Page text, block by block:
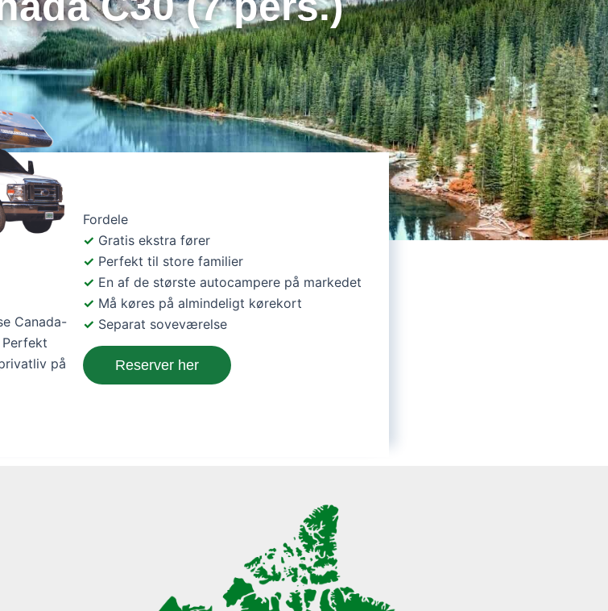
Canada-
på
Fordele
Gratis ekstra fører
Perfekt til store familier
En af de største autocampere på markedet
Må køres på almindeligt kørekort
Separat soveværelse
Reserver her